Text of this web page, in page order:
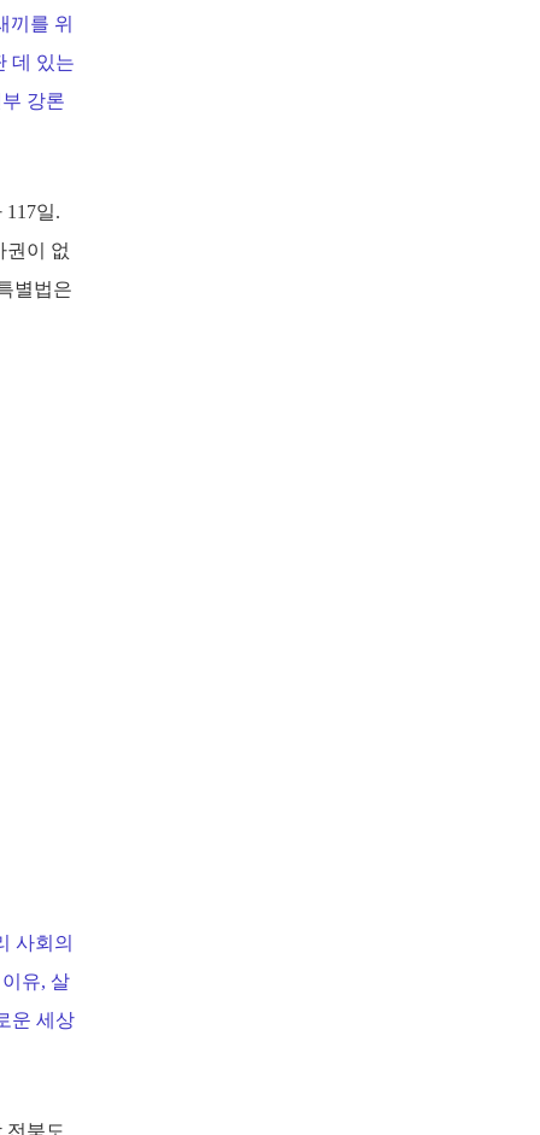
끼를 위
데 있는
강론
일.
권이 없
별법은
사회의
유, 살
운 세상
전북도